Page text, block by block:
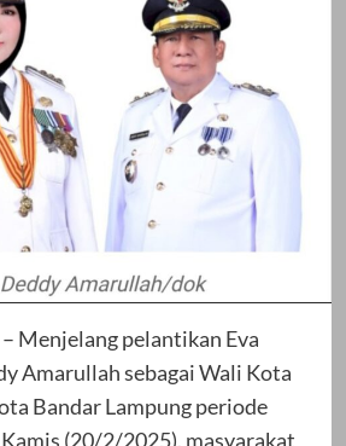
Menjelang pelantikan Eva
Amarullah sebagai Wali Kota
Bandar Lampung periode
(20/2/2025), masyarakat